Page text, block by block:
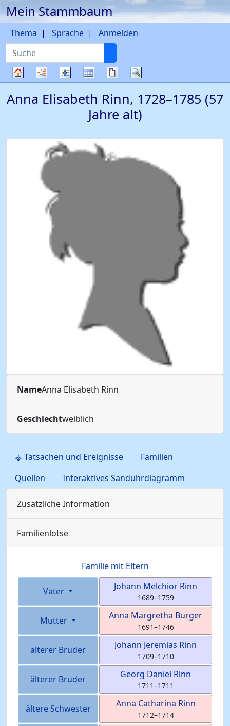
Weiter zu Hauptseite
Mein Stammbaum
Suche
Thema Sprache Anmelden
Diagramme
Listen KalenderBerichte
Anna Elisabeth Rinn, 1728–1785 (57
Jahre alt)
NameAnna Elisabeth Rinn
Geschlechtweiblich
⚶ Tatsachen und Ereignisse
Familien
Quellen
Interaktives Sanduhrdiagramm
Zusätzliche Information
Familienlotse
Familie mit Eltern
Vater Johann Melchior Rinn
1689–1759
Mutter Anna Margretha Burger
1691–1746
älterer Bruder Johann Jeremias Rinn
1709–1710
älterer Bruder Georg Daniel Rinn
1711–1711
ältere Schwester Anna Catharina Rinn
1712–1714